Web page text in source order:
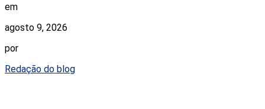
em
agosto 9, 2026
por
Redação do blog